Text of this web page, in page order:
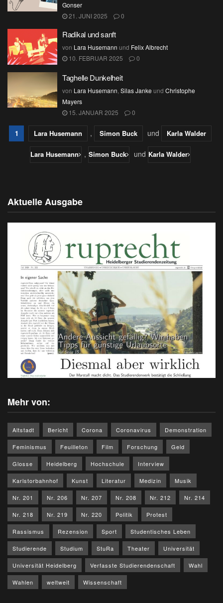
Gonser
21. JUNI 2025
0
Radikal und sanft
von Lara Husemann und Felix Albrecht
10. FEBRUAR 2025
0
Taghelle Dunkelheit
von Lara Husemann, Silas Janke und Christophe
Mayers
15. JANUAR 2025
0
1 Lara Husemann , Simon Buck und Karla Walder
Lara Husemann , Simon Buck und Karla Walder
Aktuelle Ausgabe
Mehr von:
Altstadt Bericht Corona Coronavirus Demonstration
Feminismus Feuilleton Film Forschung Geld
Glosse Heidelberg Hochschule Interview
Karlstorbahnhof Kunst Literatur Medizin Musik
Nr. 201 Nr. 206 Nr. 207 Nr. 208 Nr. 212 Nr. 214
Nr. 218 Nr. 219 Nr. 220 Politik Protest
Rassismus Rezension Sport Studentisches Leben
Studierende Studium StuRa Theater Universität
Universität Heidelberg Verfasste Studierendenschaft Wahl
Wahlen weltweit Wissenschaft